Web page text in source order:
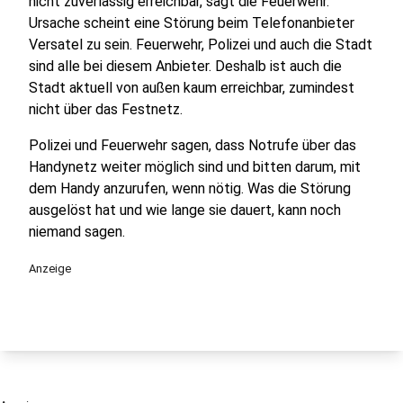
Ursache scheint eine Störung beim Telefonanbieter
Versatel zu sein. Feuerwehr, Polizei und auch die Stadt
sind alle bei diesem Anbieter. Deshalb ist auch die
Stadt aktuell von außen kaum erreichbar, zumindest
nicht über das Festnetz.
Polizei und Feuerwehr sagen, dass Notrufe über das
Handynetz weiter möglich sind und bitten darum, mit
dem Handy anzurufen, wenn nötig. Was die Störung
ausgelöst hat und wie lange sie dauert, kann noch
niemand sagen.
Anzeige